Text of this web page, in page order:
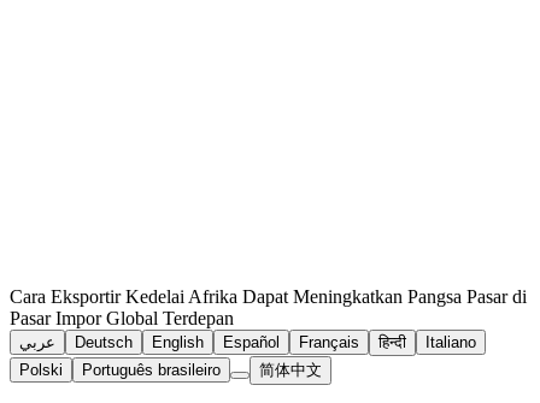
Cara Eksportir Kedelai Afrika Dapat Meningkatkan Pangsa Pasar di
Pasar Impor Global Terdepan
عربي Deutsch English Español Français हिन्दी
Italiano
Polski
Português brasileiro 简体中文